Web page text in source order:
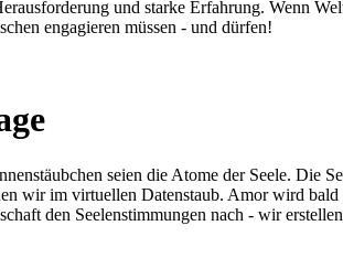
und starke Erfahrung. Wenn
engagieren müssen - und dürfen!
seien die Atome der Seele. Die
wir im virtuellen Datenstaub. Amor wird
den Seelenstimmungen nach - wir